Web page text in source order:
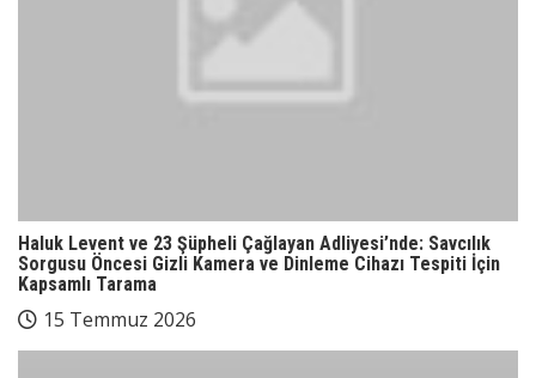
Haluk Levent ve 23 Şüpheli Çağlayan Adliyesi’nde: Savcılık
Sorgusu Öncesi Gizli Kamera ve Dinleme Cihazı Tespiti İçin
Kapsamlı Tarama
15 Temmuz 2026